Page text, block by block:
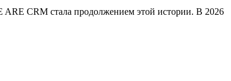
ARE CRM стала продолжением этой истории. В 2026